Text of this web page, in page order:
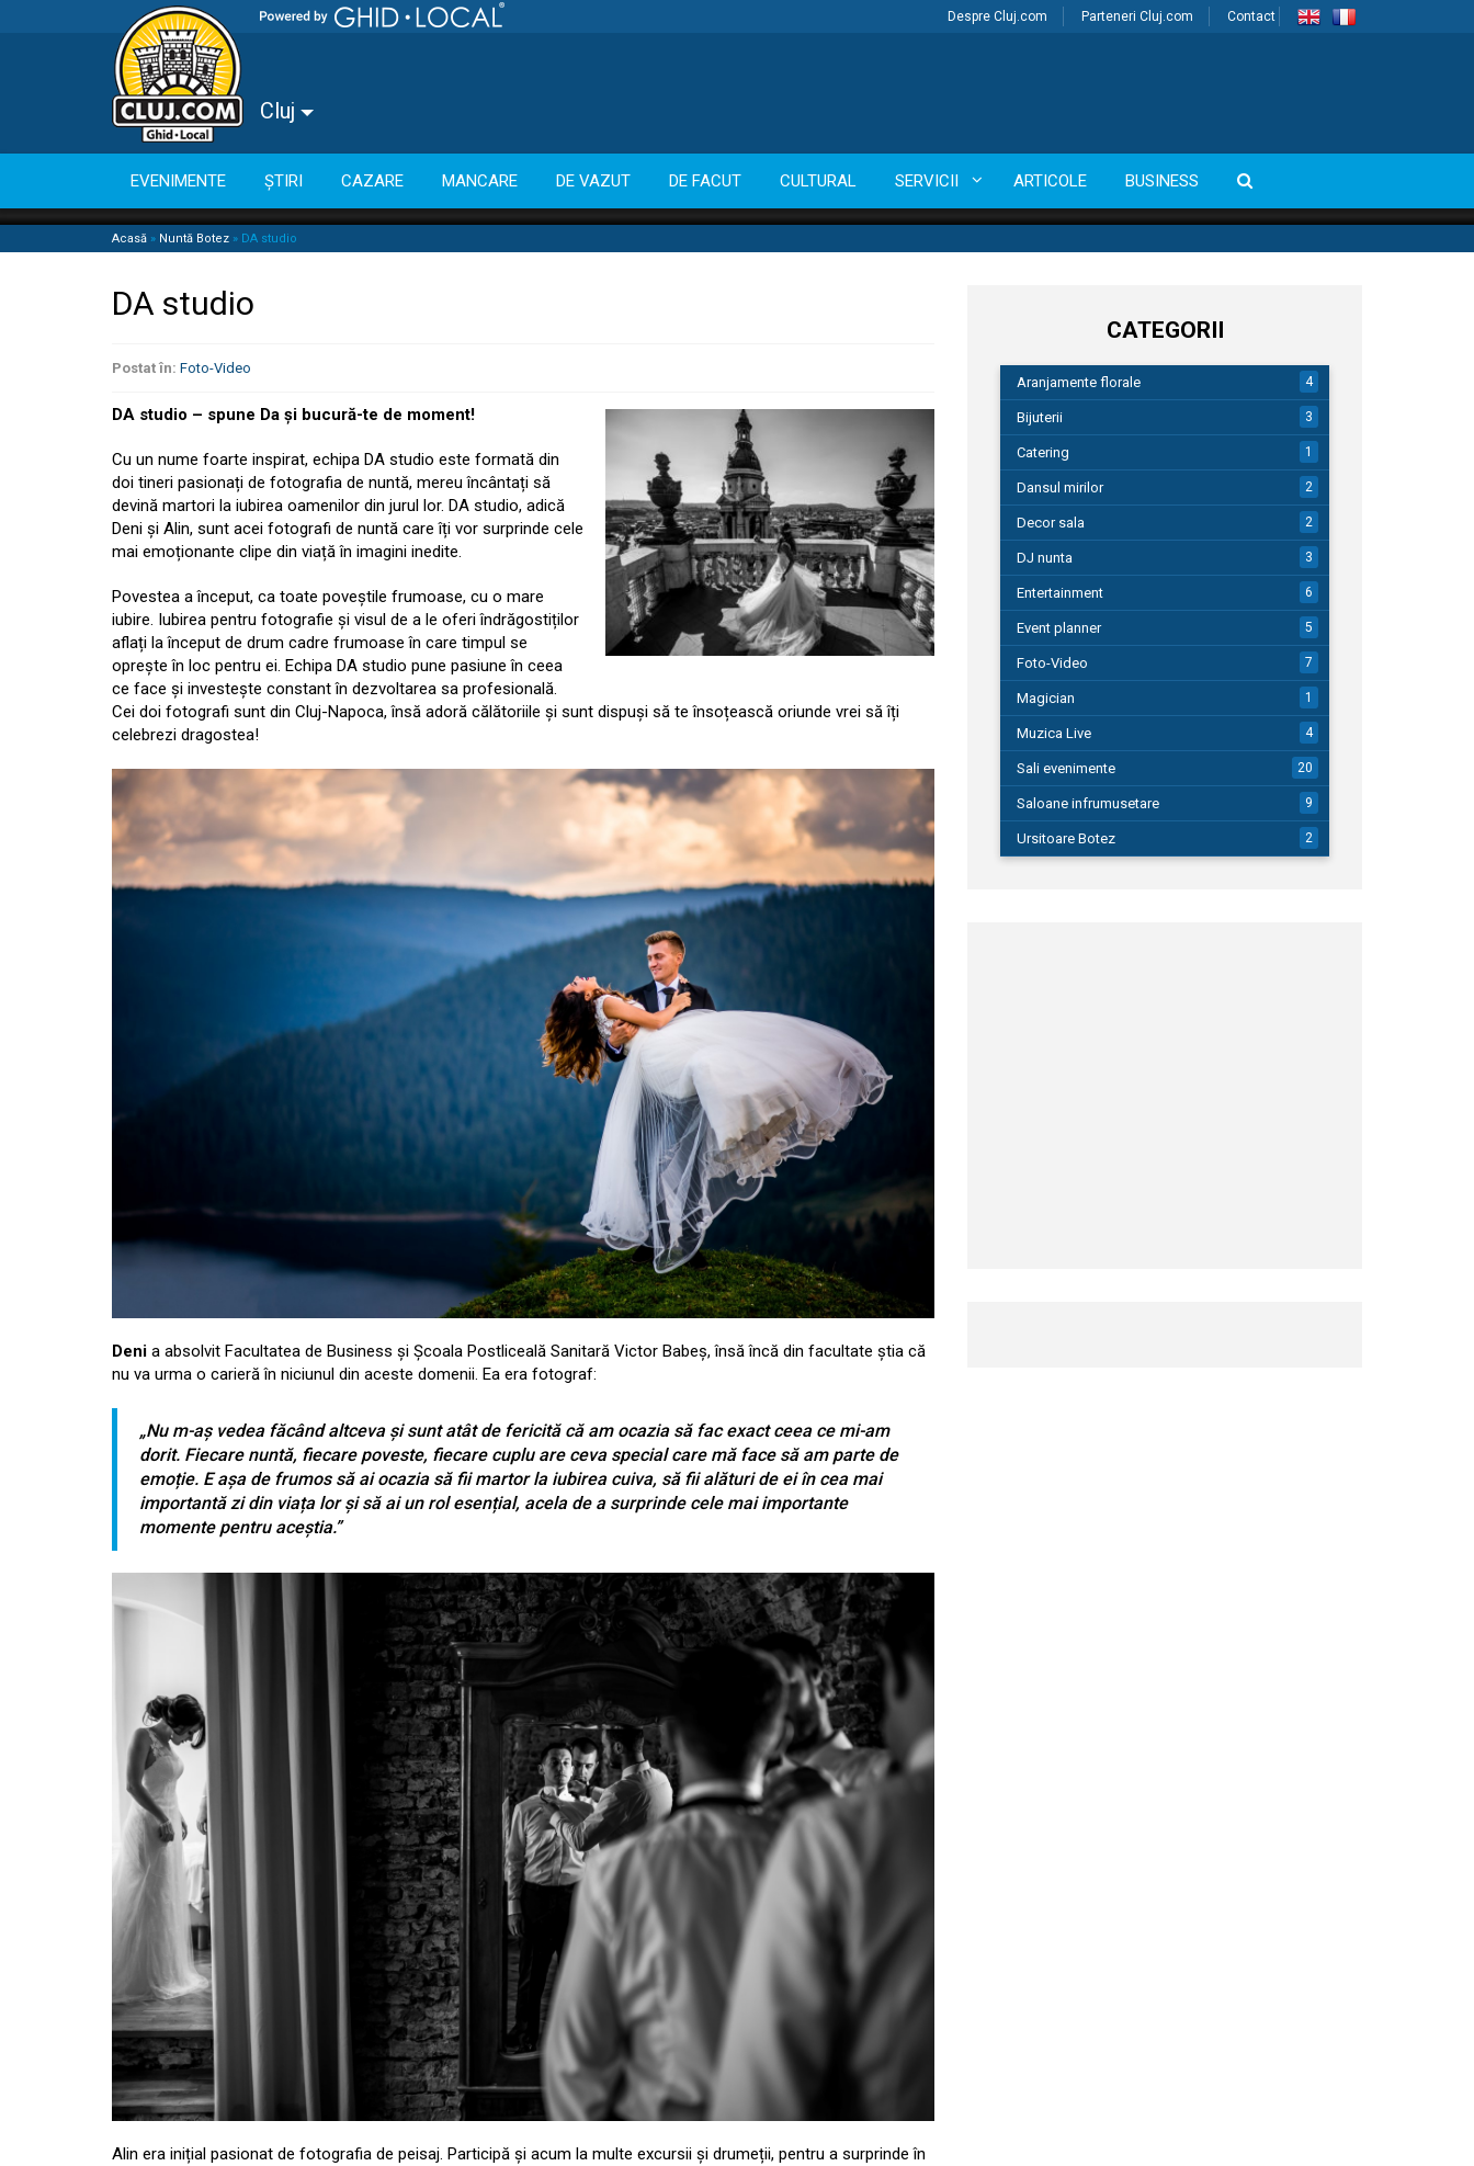
Despre Cluj.com Parteneri Cluj.com Contact
Cluj
EVENIMENTE ȘTIRI CAZARE MANCARE DE VAZUT DE FACUT CULTURAL SERVICII ARTICOLE BUSINESS
Acasă » Nuntă Botez » DA studio
DA studio
Postat în: Foto-Video
DA studio – spune Da și bucură-te de moment!
Cu un nume foarte inspirat, echipa DA studio este formată din
doi tineri pasionați de fotografia de nuntă, mereu încântați să
devină martori la iubirea oamenilor din jurul lor. DA studio, adică
Deni și Alin, sunt acei fotografi de nuntă care îți vor surprinde cele
mai emoționante clipe din viață în imagini inedite.
Povestea a început, ca toate poveștile frumoase, cu o mare
iubire. Iubirea pentru fotografie și visul de a le oferi îndrăgostiților
aflați la început de drum cadre frumoase în care timpul se
oprește în loc pentru ei. Echipa DA studio pune pasiune în ceea
ce face și investește constant în dezvoltarea sa profesională.
Cei doi fotografi sunt din Cluj-Napoca, însă adoră călătoriile și sunt dispuși să te însoțească oriunde vrei să îți
celebrezi dragostea!
Deni a absolvit Facultatea de Business și Școala Postliceală Sanitară Victor Babeș, însă încă din facultate știa că
nu va urma o carieră în niciunul din aceste domenii. Ea era fotograf:
„Nu m-aș vedea făcând altceva și sunt atât de fericită că am ocazia să fac exact ceea ce mi-am
dorit. Fiecare nuntă, fiecare poveste, fiecare cuplu are ceva special care mă face să am parte de
emoție. E așa de frumos să ai ocazia să fii martor la iubirea cuiva, să fii alături de ei în cea mai
importantă zi din viața lor și să ai un rol esențial, acela de a surprinde cele mai importante
momente pentru aceștia.”
Alin era inițial pasionat de fotografia de peisaj. Participă și acum la multe excursii și drumeții, pentru a surprinde în
CATEGORII
Aranjamente florale 4
Bijuterii 3
Catering 1
Dansul mirilor 2
Decor sala 2
DJ nunta 3
Entertainment 6
Event planner 5
Foto-Video 7
Magician 1
Muzica Live 4
Sali evenimente 20
Saloane infrumusetare 9
Ursitoare Botez 2